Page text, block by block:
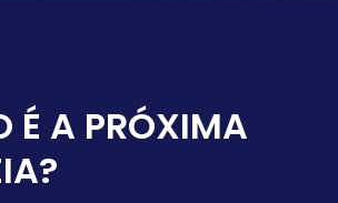
É A PRÓXIMA